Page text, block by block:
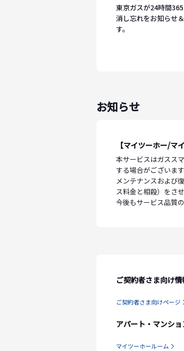
東京ガスが24時間
消し忘れをお知らせ
す。
お知らせ
【マイツーホー/
本サービスはガスス
する場合がございま
メンテナンスおよび
ス料金と相殺）をさ
今後もサービス品質
ご契約者さま向け
ご契約者さま向けページ
アパート・マンシ
マイツーホールーム